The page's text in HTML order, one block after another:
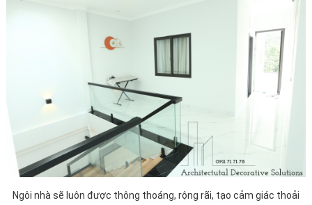
Ngôi nhà sẽ luôn được thông thoáng, rộng rãi, tạo cảm giác thoải